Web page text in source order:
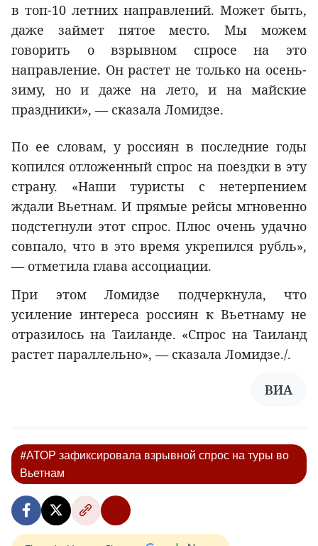
в топ-10 летних направлений. Может быть,
даже займет пятое место. Мы можем
говорить о взрывном спросе на это
направление. Он растет не только на осень-
зиму, но и даже на лето, и на майские
праздники», — сказала Ломидзе.
По ее словам, у россиян в последние годы
копился отложенный спрос на поездки в эту
страну. «Наши туристы с нетерпением
ждали Вьетнам. И прямые рейсы мгновенно
подстегнули этот спрос. Плюс очень удачно
совпало, что в это время укрепился рубль»,
— отметила глава ассоциации.
При этом Ломидзе подчеркнула, что
усиление интереса россиян к Вьетнаму не
отразилось на Таиланде. «Спрос на Таиланд
растет параллельно», — сказала Ломидзе./.
ВИА
#АТОР зафиксировала взрывной спрос на туры во
Вьетнам